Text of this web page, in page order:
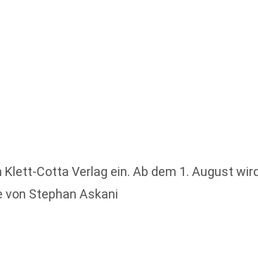
Cotta Verlag ein. Ab dem 1. August
Stephan Askani